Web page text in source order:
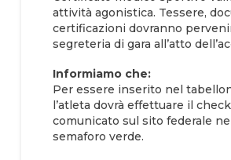
attività agonistica. Tessere,
certificazioni dovranno
segreteria di gara all’atto
Informiamo che:
Per essere inserito nel
l’atleta dovrà effettuare il
comunicato sul sito federale
semaforo verde.